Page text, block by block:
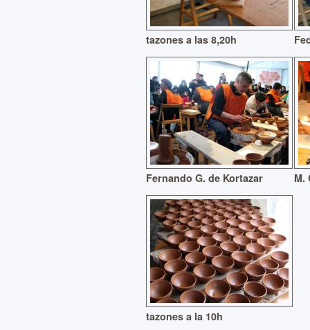
tazones a las 8,20h
Fernando G. de Kortazar M.
tazones a la 10h